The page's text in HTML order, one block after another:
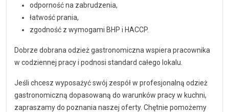
odporność na zabrudzenia,
łatwość prania,
zgodność z wymogami BHP i HACCP.
Dobrze dobrana odzież gastronomiczna wspiera pracownika
w codziennej pracy i podnosi standard całego lokalu.
Jeśli chcesz wyposażyć swój zespół w profesjonalną odzież
gastronomiczną dopasowaną do warunków pracy w kuchni,
zapraszamy do poznania naszej oferty. Chętnie pomożemy